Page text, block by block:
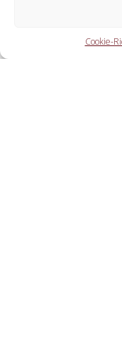
Cookie-
der Schlüsseldienst
Die Partner